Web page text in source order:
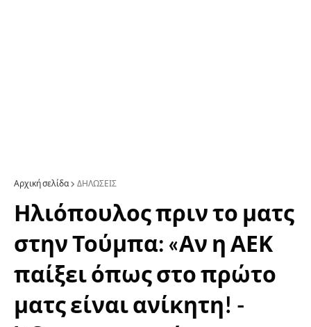
Αρχική σελίδα ΔΗΛΩΣΕΙΣ
Ηλιόπουλος πριν το ματς
στην Τούμπα: «Αν η ΑΕΚ
παίξει όπως στο πρώτο
ματς είναι ανίκητη! -